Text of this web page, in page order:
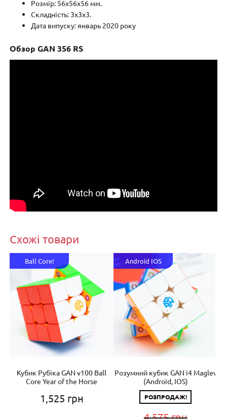
Розмір: 56x56x56 мм.
Складність: 3x3x3.
Дата випуску: январь 2020 року
Обзор GAN 356 RS
Схожі товари
Кубик Рубіка GAN v100 Ball
Core Year of the Horse
1,525 грн
Ball Core!
Розумний кубик GAN i4 Maglev
(Android, IOS)
РОЗПРОДАЖ!
Android IOS